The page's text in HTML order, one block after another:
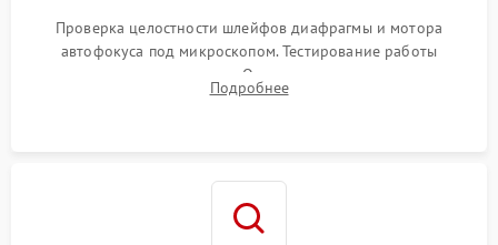
Проверка целостности шлейфов диафрагмы и мотора
автофокуса под микроскопом. Тестирование работы
электромагнитного привода. Очистка оптических элементов
от пыли, следов влаги и грибка спецрастворами без
Подробнее